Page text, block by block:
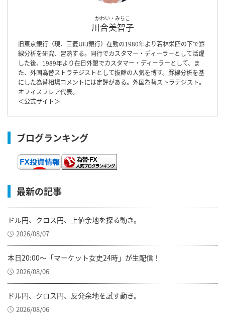
かわい・みちこ
川合美智子
旧東京銀行（現、三菱UFJ銀行）在勤の1980年より若林栄四の下で罫
線分析を研究、習熟する。同行でカスタマー・ディーラーとして活躍
した後、1989年より在日外銀でカスタマー・ディーラーとして、ま
た、外国為替ストラテジストとして抜群の人気を博す。罫線分析を基
にした為替相場コメントには定評がある。外国為替ストラテジスト。
オフィスフレア代表。
＜公式サイト＞
ブログランキング
最新の記事
ドル円、クロス円、上値余地を探る動き。
2026/08/07
本日20:00～「マーケット女史24時」が生配信！
2026/08/06
ドル円、クロス円、反発余地を試す動き。
2026/08/06